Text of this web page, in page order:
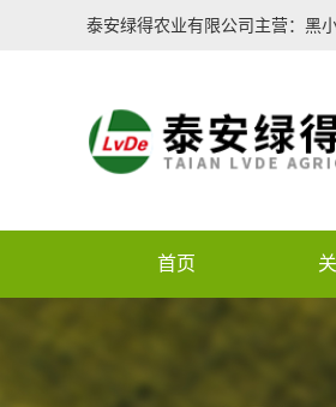
泰安绿得农业有限公司主营：黑
首页